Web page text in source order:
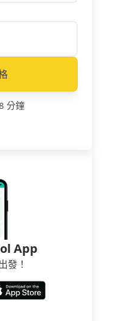
分鐘
App
發！